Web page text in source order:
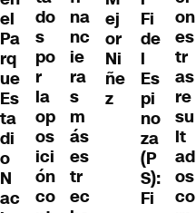
el
Pa
rq
ue
Es
ta
di
o
N
ac
do
s
po
r
la
op
os
ici
ón
co
na
nc
ie
ra
s
m
ás
es
tr
ec
ej
or
Ni
ñe
z
Fi
de
l
Es
pi
no
za
(P
S):
Fi
on
es
tr
as
re
su
lt
ad
os
co